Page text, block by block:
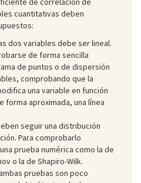
cuantitativas deben
dos variables debe ser lineal.
de forma sencilla
de puntos o de dispersión
comprobando que la
una variable en función
forma aproximada, una línea
seguir una distribución
Para comprobarlo
prueba numérica como la de
o la de Shapiro-Wilk.
pruebas son poco